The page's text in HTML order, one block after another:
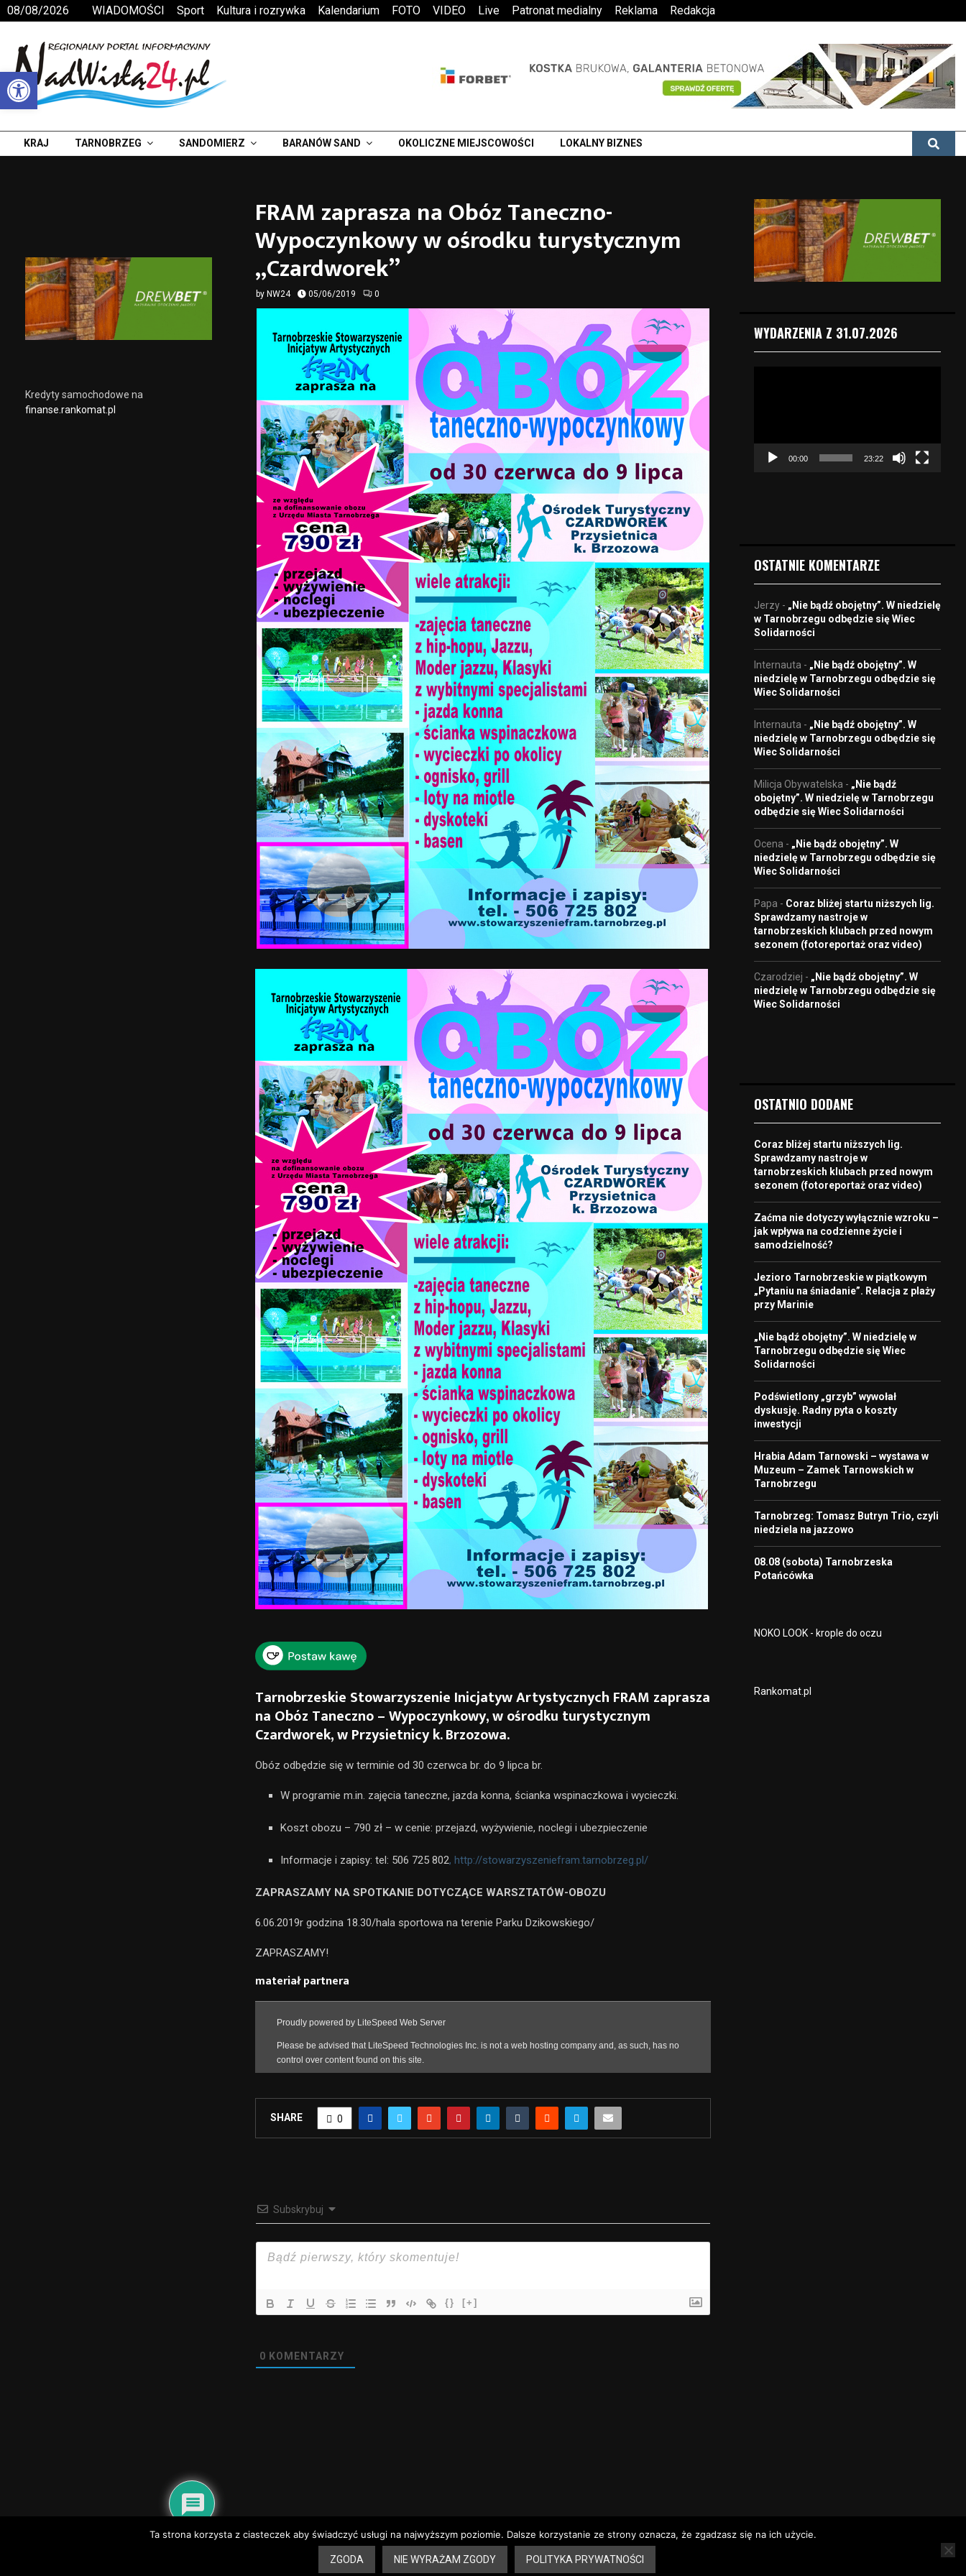
Otwórz pasek narzędzi
08/08/2026 WIADOMOŚCI Sport Kultura i rozrywka Kalendarium FOTO VIDEO Live Patronat medialny Reklama Redakcja
KRAJ TARNOBRZEG SANDOMIERZ BARANÓW SAND OKOLICZNE MIEJSCOWOŚCI LOKALNY BIZNES
FRAM zaprasza na Obóz Taneczno-
Wypoczynkowy w ośrodku turystycznym
„Czardworek”
by NW24 05/06/2019 0
Tarnobrzeskie Stowarzyszenie Inicjatyw Artystycznych FRAM zaprasza
na Obóz Taneczno – Wypoczynkowy, w ośrodku turystycznym
Czardworek, w Przysietnicy k. Brzozowa.
Obóz odbędzie się w terminie od 30 czerwca br. do 9 lipca br.
W programie m.in. zajęcia taneczne, jazda konna, ścianka wspinaczkowa i wycieczki.
Koszt obozu – 790 zł – w cenie: przejazd, wyżywienie, noclegi i ubezpieczenie
Informacje i zapisy: tel: 506 725 802, http://stowarzyszeniefram.tarnobrzeg.pl/
ZAPRASZAMY NA SPOTKANIE DOTYCZĄCE WARSZTATÓW-OBOZU
6.06.2019r godzina 18.30/hala sportowa na terenie Parku Dzikowskiego/
ZAPRASZAMY!
materiał partnera
SHARE 0
Subskrybuj
{} [+]
0 KOMENTARZY
Kredyty samochodowe na
finanse.rankomat.pl
WYDARZENIA Z 31.07.2026
e
o
00:00 23:22
OSTATNIE KOMENTARZE
Jerzy - „Nie bądź obojętny”. W niedzielę
w Tarnobrzegu odbędzie się Wiec
Solidarności
Internauta - „Nie bądź obojętny”. W
niedzielę w Tarnobrzegu odbędzie się
Wiec Solidarności
Internauta - „Nie bądź obojętny”. W
niedzielę w Tarnobrzegu odbędzie się
Wiec Solidarności
Milicja Obywatelska - „Nie bądź
obojętny”. W niedzielę w Tarnobrzegu
odbędzie się Wiec Solidarności
Ocena - „Nie bądź obojętny”. W
niedzielę w Tarnobrzegu odbędzie się
Wiec Solidarności
Papa - Coraz bliżej startu niższych lig.
Sprawdzamy nastroje w
tarnobrzeskich klubach przed nowym
sezonem (fotoreportaż oraz video)
Czarodziej - „Nie bądź obojętny”. W
niedzielę w Tarnobrzegu odbędzie się
Wiec Solidarności
OSTATNIO DODANE
Coraz bliżej startu niższych lig.
Sprawdzamy nastroje w
tarnobrzeskich klubach przed nowym
sezonem (fotoreportaż oraz video)
Zaćma nie dotyczy wyłącznie wzroku –
jak wpływa na codzienne życie i
samodzielność?
Jezioro Tarnobrzeskie w piątkowym
„Pytaniu na śniadanie”. Relacja z plaży
przy Marinie
„Nie bądź obojętny”. W niedzielę w
Tarnobrzegu odbędzie się Wiec
Solidarności
Podświetlony „grzyb” wywołał
dyskusję. Radny pyta o koszty
inwestycji
Hrabia Adam Tarnowski – wystawa w
Muzeum – Zamek Tarnowskich w
Tarnobrzegu
Tarnobrzeg: Tomasz Butryn Trio, czyli
niedziela na jazzowo
08.08 (sobota) Tarnobrzeska
Potańcówka
NOKO LOOK - krople do oczu
Rankomat.pl
Rozkład jazdy – Sandomierz
Ta strona korzysta z ciasteczek aby świadczyć usługi na najwyższym poziomie. Dalsze korzystanie ze strony oznacza, że zgadzasz się na ich użycie.
ZGODA NIE WYRAŻAM ZGODY POLITYKA PRYWATNOŚCI